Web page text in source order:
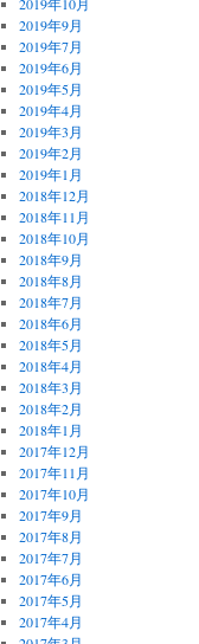
2019年9月
2019年7月
2019年6月
2019年5月
2019年4月
2019年3月
2019年2月
2019年1月
2018年12月
2018年11月
2018年10月
2018年9月
2018年8月
2018年7月
2018年6月
2018年5月
2018年4月
2018年3月
2018年2月
2018年1月
2017年12月
2017年11月
2017年10月
2017年9月
2017年8月
2017年7月
2017年6月
2017年5月
2017年4月